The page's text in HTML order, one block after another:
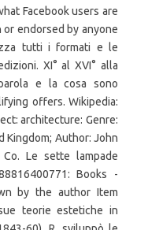
Facebook users are
endorsed by anyone
tutti i formati e le
XI° al XVI° alla
e la cosa sono
offers. Wikipedia:
architecture: Genre:
Kingdom; Author: John
Le sette lampade
Books -
by the author Item
teorie estetiche in